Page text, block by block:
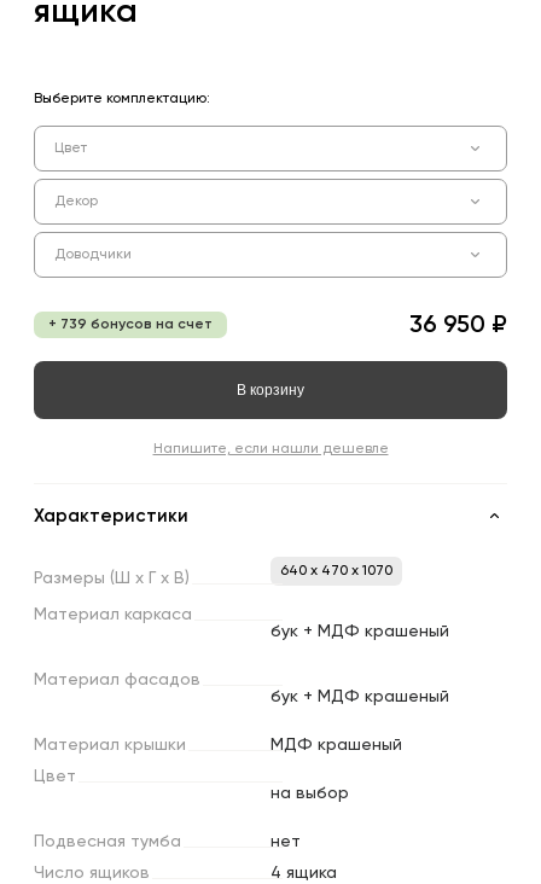
ящика
Выберите комплектацию:
Цвет
Декор
Доводчики
+ 739 бонусов на счет 36 950 ₽
В корзину
Напишите, если нашли дешевле
Характеристики
Размеры (Ш х х В) 640 x 470 x 1070
Материал каркаса
бук + МДФ крашеный
Материал фасадов
бук + МДФ крашеный
Материал крышки
МДФ крашеный
Цвет
на выбор
Подвесная тумба
нет
Число ящиков
4 ящика